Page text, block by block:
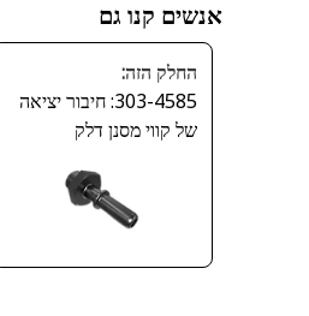
אנשים קנו גם
החלק הזה:
303-4585: חיבור יציאה
של קווי מסנן דלק